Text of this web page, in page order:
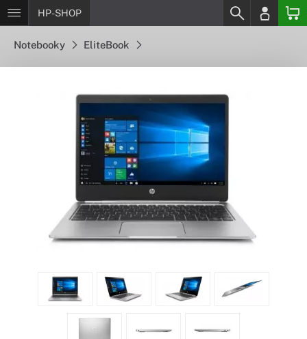
HP-SHOP
Notebooky EliteBook